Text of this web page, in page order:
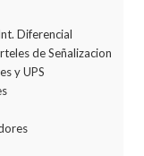
Diferencial
de Señalizacion
y UPS